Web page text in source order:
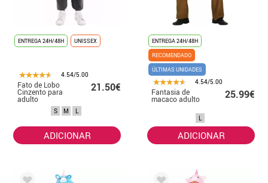
ENTREGA 24H/48H UNISSEX
4.54/5.00
Fato de Lobo
Cinzento para
adulto
21.50€
S M L
ADICIONAR
ENTREGA 24H/48H
RECOMENDADO
ÚLTIMAS UNIDADES
4.54/5.00
Fantasia de
macaco adulto 25.99€
L
ADICIONAR